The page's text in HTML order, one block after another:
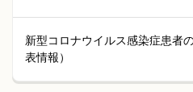
新型コロナウイルス感染症患者
表情報）